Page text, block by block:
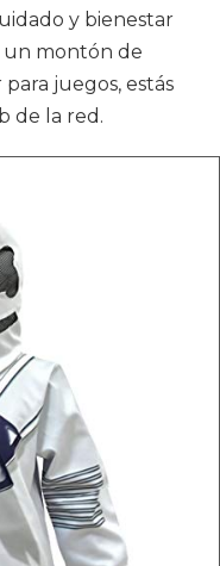
y bienestar
un montón de
juegos, estás
de la red.